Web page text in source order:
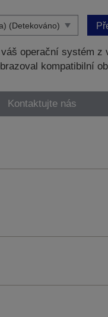
operační systém z
kompatibilní
Kontaktujte nás